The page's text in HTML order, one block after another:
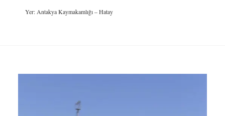
Yer: Antakya Kaymakamlığı – Hatay